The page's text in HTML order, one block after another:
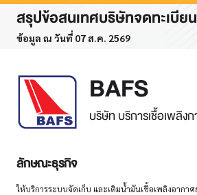
สรุปข้อสนเทศบริษัทจดทะเบียน
ข้อมูล ณ วันที่ 07 ส.ค. 2569
BAFS
บริษัท บริการเชื้อเพลิง
ลักษณะธุรกิจ
ให้บริการระบบจัดเก็บ และเติมนํ้ามันเชื้อเพลิงอากา